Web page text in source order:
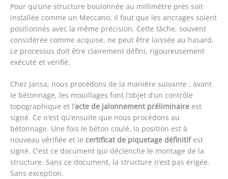
Pour qu’une structure boulonnée au millimètre près soit
installée comme un Meccano, il faut que les ancrages soient
positionnés avec la même précision. Cette tâche, souvent
considérée comme acquise, ne peut être laissée au hasard.
Le processus doit être clairement défini, rigoureusement
exécuté et vérifié.
Chez Jansa, nous procédons de la manière suivante : avant
le bétonnage, les mouillages font l’objet d’un contrôle
topographique et l’acte de jalonnement préliminaire est
signé. Ce n’est qu’ensuite que nous procédons au
bétonnage. Une fois le béton coulé, la position est à
nouveau vérifiée et le certificat de piquetage définitifest
signé. C’est ce document qui déclenche le montage de la
structure. Sans ce document, la structure n’est pas érigée.
Sans exception.